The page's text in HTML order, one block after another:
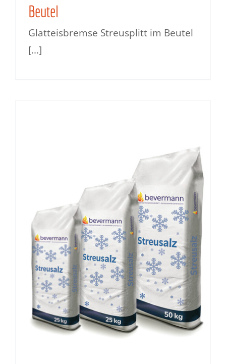
Beutel
Glatteisbremse Streusplitt im Beutel
[...]